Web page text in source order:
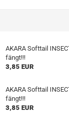
AKARA Softtail
fängt!!!
3,85 EUR
AKARA Softtail
fängt!!!
3,85 EUR